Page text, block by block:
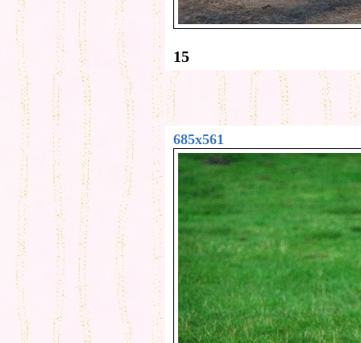
15
685x561